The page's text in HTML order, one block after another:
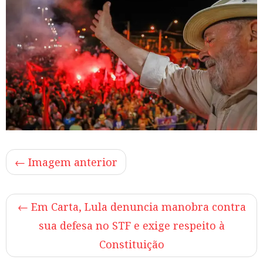
← Imagem anterior
← Em Carta, Lula denuncia manobra contra
sua defesa no STF e exige respeito à
Constituição